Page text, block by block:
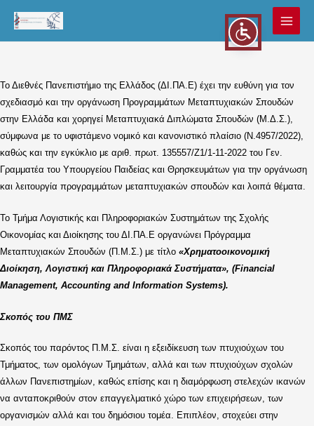
περιεχόμενο
Το Διεθνές Πανεπιστήμιο της Ελλάδος (ΔΙ.ΠΑ.Ε) έχει την ευθύνη για τον
σχεδιασμό και την οργάνωση Προγραμμάτων Μεταπτυχιακών Σπουδών
στην Ελλάδα και χορηγεί Μεταπτυχιακά Διπλώματα Σπουδών (Μ.Δ.Σ.),
σύμφωνα με το υφιστάμενο νομικό και κανονιστικό πλαίσιο (Ν.4957/2022),
καθώς και την εγκύκλιο με αριθ. πρωτ. 135557/Ζ1/1-11-2022 του Γεν.
Γραμματέα του Υπουργείου Παιδείας και Θρησκευμάτων για την οργάνωση
και λειτουργία προγραμμάτων μεταπτυχιακών σπουδών και λοιπά θέματα.
Το Τμήμα Λογιστικής και Πληροφοριακών Συστημάτων της Σχολής
Οικονομίας και Διοίκησης του ΔΙ.ΠΑ.Ε οργανώνει Πρόγραμμα
Μεταπτυχιακών Σπουδών (Π.Μ.Σ.) με τίτλο «Χρηματοοικονομική
Διοίκηση, Λογιστική και Πληροφοριακά Συστήματα», (Financial
Management, Accounting and Information Systems).
Σκοπός του ΠΜΣ
Σκοπός του παρόντος Π.Μ.Σ. είναι η εξειδίκευση των πτυχιούχων του
Τμήματος, των ομολόγων Τμημάτων, αλλά και των πτυχιούχων σχολών
άλλων Πανεπιστημίων, καθώς επίσης και η διαμόρφωση στελεχών ικανών
να ανταποκριθούν στον επαγγελματικό χώρο των επιχειρήσεων, των
οργανισμών αλλά και του δημόσιου τομέα. Επιπλέον, στοχεύει στην